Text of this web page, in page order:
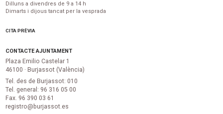
Dilluns a divendres de 9 a 14 h
Dimarts i dijous tancat per la vesprada
CITA PRÈVIA
CONTACTE AJUNTAMENT
Plaza Emilio Castelar 1
46100 · Burjassot (València)
Tel. des de Burjassot: 010
Tel. general: 96 316 05 00
Fax. 96 390 03 61
registro@burjassot.es